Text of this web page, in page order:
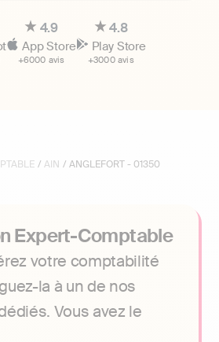
4.9
App Store
+6000 avis
4.8
Play Store
+3000 avis
/ AIN / ANGLEFORT - 01350
Expert-Comptable
votre comptabilité
la à un de nos
Vous avez le